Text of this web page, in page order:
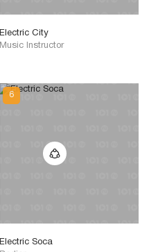
Electric City
Music Instructor
Electric Soca